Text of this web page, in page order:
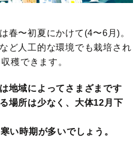
春〜初夏にかけて(4〜6月)。
ど人工的な環境でも栽培され
穫できます。
地域によってさまざまです
場所は少なく、大体12月下
い時期が多いでしょう。